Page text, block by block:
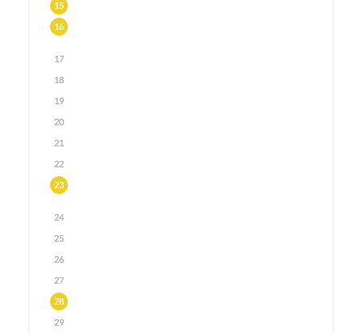
15
16
17
18
19
20
21
22
23
24
25
26
27
28
29